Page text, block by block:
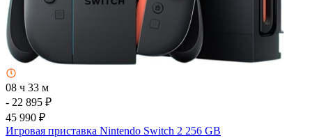
08 ч 33 м
- 22 895 ₽
45 990 ₽
Игровая приставка Nintendo Switch 2 256 GB